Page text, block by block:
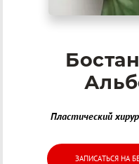
Пластический
ЗАПИСАТЬСЯ НА